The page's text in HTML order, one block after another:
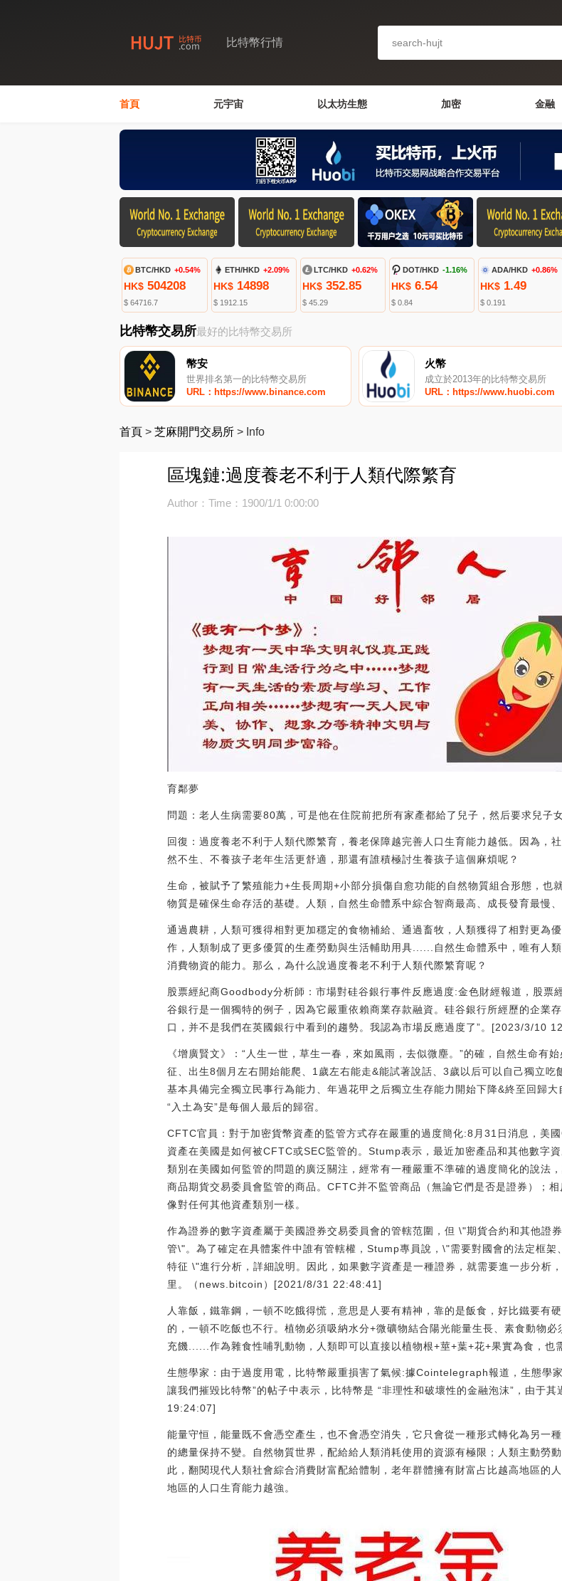
比特幣行情
首頁 元宇宙 以太坊生態 加密 金融
BTC/HKD +0.54%
HK$ 504208
$ 64716.7
ETH/HKD +2.09%
HK$14898
$ 1912.15
LTC/HKD +0.62%
HK$352.85
$ 45.29
DOT/HKD -1.16%
HK$6.54
$ 0.84
ADA/HKD +0.86%
HK$1.49
$ 0.191
比特幣交易所最好的比特幣交易所
幣安
世界排名第一的比特幣交易所
URL：https://www.binance.com
火幣
成立於2013年的比特幣交易所
URL：https://www.huobi.com
首頁 > 芝麻開門交易所 > Info
區塊鏈:過度養老不利于人類代際繁育
Author：Time：1900/1/1 0:00:00
育鄰夢
問題：老人生病需要80萬，可是他在住院前把所有家產都給了兒子，然后要求兒子
回復：過度養老不利于人類代際繁育，養老保障越完善人口生育能力越低。因為，
然不生、不養孩子老年生活更舒適，那還有誰積極討生養孩子這個麻煩呢？
生命，被賦予了繁殖能力+生長周期+小部分損傷自愈功能的自然物質組合形態，也
物質是確保生命存活的基礎。人類，自然生命體系中綜合智商最高、成長發育最慢
通過農耕，人類可獲得相對更加穩定的食物補給、通過畜牧，人類獲得了相對更
作，人類制成了更多優質的生產勞動與生活輔助用具......自然生命體系中，唯有人
消費物資的能力。那么，為什么說過度養老不利于人類代際繁育呢？
股票經紀商Goodbody分析師：市場對硅谷銀行事件反應過度:金色財經報道，股
谷銀行是一個獨特的例子，因為它嚴重依賴商業存款融資。硅谷銀行所經歷的企業
口，并不是我們在英國銀行中看到的趨勢。我認為市場反應過度了”。[2023/3/10
《增廣賢文》：“人生一世，草生一春，來如風雨，去似微塵。”的確，自然生命有
征、出生8個月左右開始能爬、1歲左右能走&能試著說話、3歲以后可以自己獨立
基本具備完全獨立民事行為能力、年過花甲之后獨立生存能力開始下降&終至回歸
“入土為安”是每個人最后的歸宿。
CFTC官員：對于加密貨幣資產的監管方式存在嚴重的過度簡化:8月31日消息，美
資產在美國是如何被CFTC或SEC監管的。Stump表示，最近加密產品和其他數字
類別在美國如何監管的問題的廣泛關注，經常有一種嚴重不準確的過度簡化的說法
商品期貨交易委員會監管的商品。CFTC并不監管商品（無論它們是否是證券）；
像對任何其他資產類別一樣。
作為證券的數字資產屬于美國證券交易委員會的管轄范圍，但 \"期貨合約和其他證
管\"。為了確定在具體案件中誰有管轄權，Stump專員說，\"需要對國會的法定框
特征 \"進行分析，詳細說明。因此，如果數字資產是一種證券，就需要進一步分析
里。（news.bitcoin）[2021/8/31 22:48:41]
人靠飯，鐵靠鋼，一頓不吃餓得慌，意思是人要有精神，靠的是飯食，好比鐵要有
的，一頓不吃飯也不行。植物必須吸納水分+微礦物結合陽光能量生長、素食動物
充饑......作為雜食性哺乳動物，人類即可以直接以植物根+莖+葉+花+果實為食，也
生態學家：由于過度用電，比特幣嚴重損害了氣候:據Cointelegraph報道，生態學
讓我們摧毀比特幣”的帖子中表示，比特幣是 “非理性和破壞性的金融泡沫”，由于
19:24:07]
能量守恒，能量既不會憑空產生，也不會憑空消失，它只會從一種形式轉化為另一
的總量保持不變。自然物質世界，配給給人類消耗使用的資源有極限；人類主動勞
此，翻閱現代人類社會綜合消費財富配給體制，老年群體擁有財富占比越高地區的
地區的人口生育能力越強。